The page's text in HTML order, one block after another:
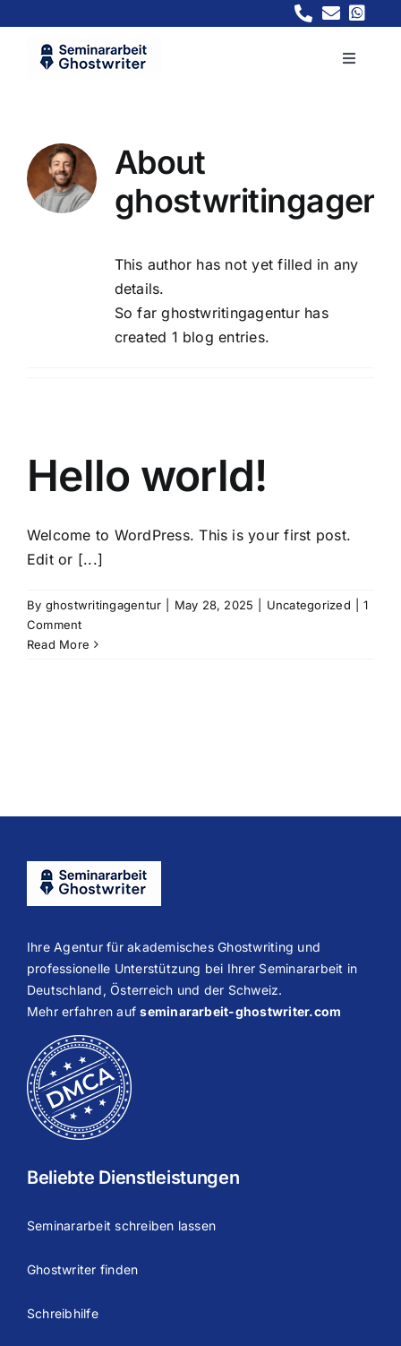
content
Toggle
Ablauf
About
This author has not yet filled in any
details.
So far ghostwritingagentur has
created 1 blog entries.
Hello world!
Welcome to WordPress. This is your first post.
Edit or [...]
By ghostwritingagentur May 28, 2025 Uncategorized
1
Comment
Read More
Ihre Agentur für akademisches Ghostwriting und
professionelle Unterstützung bei Ihrer Seminararbeit in
Deutschland, Österreich und der Schweiz.
Mehr erfahren aufseminararbeit-ghostwriter.com
Beliebte Dienstleistungen
Seminararbeit schreiben lassen
Ghostwriter finden
Schreibhilfe